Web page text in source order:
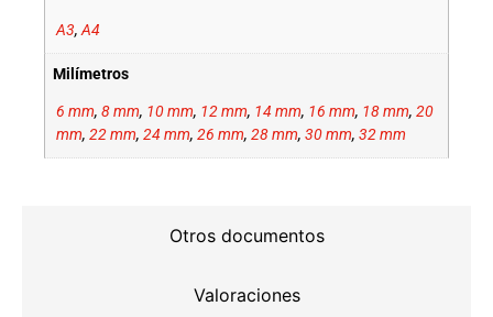
Otros documentos
Valoraciones
A3,A4
Milímetros
6 mm, 8 mm, 10 mm, 12 mm, 14 mm, 16 mm, 18 mm, 20
mm, 22 mm, 24 mm, 26 mm, 28 mm, 30 mm, 32 mm